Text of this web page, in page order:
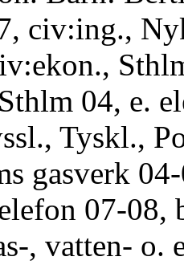
civ:ing.,
04, e.
Tyskl.,
gasverk
07-08,
, vatten- o.